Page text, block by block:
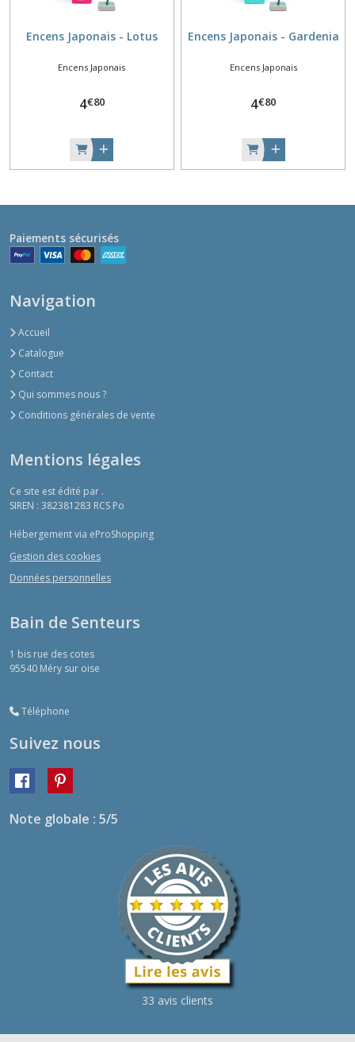
Encens Japonais - Lotus
Encens Japonais
4€80
Encens Japonais - Gardenia
Encens Japonais
4€80
Paiements sécurisés
Navigation
Accueil
Catalogue
Contact
Qui sommes nous ?
Conditions générales de vente
Mentions légales
Ce site est édité par .
SIREN : 382381283 RCS Po
Hébergement via eProShopping
Gestion des cookies
Données personnelles
Bain de Senteurs
1 bis rue des cotes
95540 Méry sur oise
Téléphone
Suivez nous
Note globale : 5/5
33 avis clients